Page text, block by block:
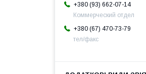
+380 (93) 662-07-14
Коммерческий отдел
+380 (67) 470-73-79
тел/факс